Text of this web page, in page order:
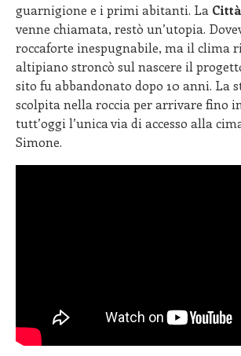
guarnigione e i primi abitanti. La
venne chiamata, restò un’utopia.
roccaforte inespugnabile, ma il clima
altipiano stroncò sul nascere il
sito fu abbandonato dopo 10 anni. La
scolpita nella roccia per arrivare fino
tutt’oggi l’unica via di accesso alla
Simone.